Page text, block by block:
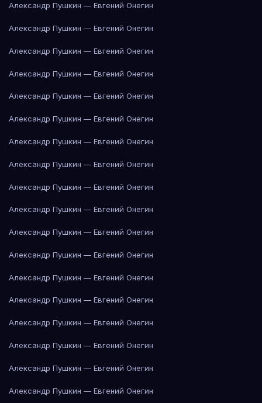
Александр Пушкин — Евгений Онегин
Александр Пушкин — Евгений Онегин
Александр Пушкин — Евгений Онегин
Александр Пушкин — Евгений Онегин
Александр Пушкин — Евгений Онегин
Александр Пушкин — Евгений Онегин
Александр Пушкин — Евгений Онегин
Александр Пушкин — Евгений Онегин
Александр Пушкин — Евгений Онегин
Александр Пушкин — Евгений Онегин
Александр Пушкин — Евгений Онегин
Александр Пушкин — Евгений Онегин
Александр Пушкин — Евгений Онегин
Александр Пушкин — Евгений Онегин
Александр Пушкин — Евгений Онегин
Александр Пушкин — Евгений Онегин
Александр Пушкин — Евгений Онегин
Александр Пушкин — Евгений Онегин